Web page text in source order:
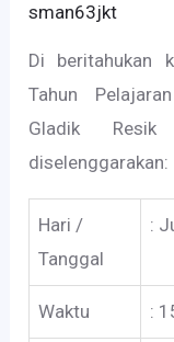
sman63jkt
Di beritahukan
Tahun
Gladik
diselenggarakan:
Hari /
Tanggal
:
Waktu :